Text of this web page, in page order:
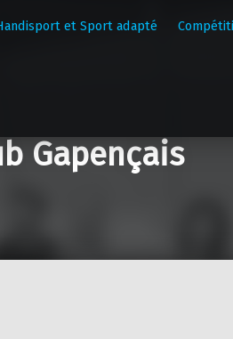
et Sport adapté
Gapençais